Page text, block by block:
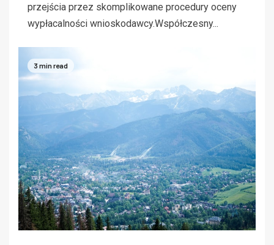
przejścia przez skomplikowane procedury oceny
wypłacalności wnioskodawcy.Współczesny...
3 min read